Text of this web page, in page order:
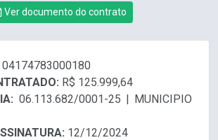
Ver documento do contrato
04174783000180
R$ 125.999,64
06.113.682/0001-25 | MUNICIPIO
12/12/2024